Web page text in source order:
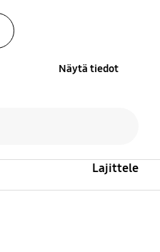
Näytä tiedot
Lajittele